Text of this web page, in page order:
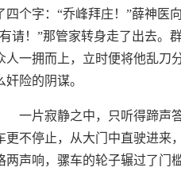
四个字：“乔峰拜庄！”薛神医
请！”那管家转身走了出去。
人一拥而上，立时便将他乱刀
奸险的阴谋。
一片寂静之中，只听得蹄声
更不停止，从大门中直驶进来
两声响，骡车的轮子辗过了门